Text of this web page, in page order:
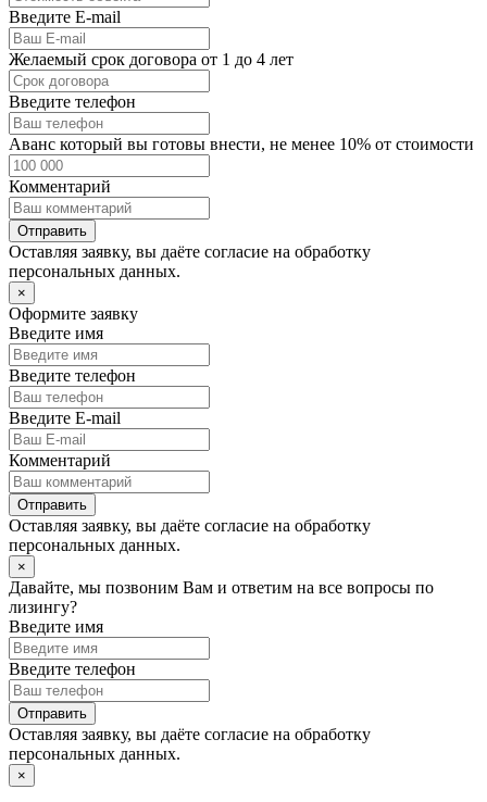
Введите E-mail
Желаемый срок договора от 1 до 4 лет
Введите телефон
Аванс который вы готовы внести, не менее 10% от стоимости
Комментарий
Отправить
Оставляя заявку, вы даёте согласие на обработку
персональных данных.
×
Оформите заявку
Введите имя
Введите телефон
Введите E-mail
Комментарий
Отправить
Оставляя заявку, вы даёте согласие на обработку
персональных данных.
×
Давайте, мы позвоним Вам и ответим на все вопросы по
лизингу?
Введите имя
Введите телефон
Отправить
Оставляя заявку, вы даёте согласие на обработку
персональных данных.
×